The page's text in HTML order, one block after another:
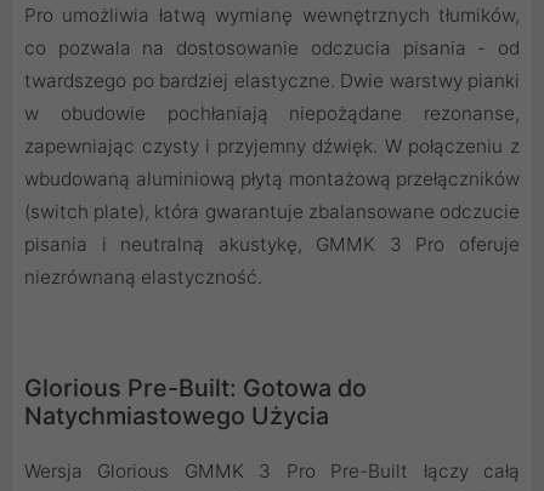
Pro umożliwia łatwą wymianę wewnętrznych tłumików,
co pozwala na dostosowanie odczucia pisania - od
twardszego po bardziej elastyczne. Dwie warstwy pianki
w obudowie pochłaniają niepożądane rezonanse,
zapewniając czysty i przyjemny dźwięk. W połączeniu z
wbudowaną aluminiową płytą montażową przełączników
(switch plate), która gwarantuje zbalansowane odczucie
pisania i neutralną akustykę, GMMK 3 Pro oferuje
niezrównaną elastyczność.
Glorious Pre-Built: Gotowa do
Natychmiastowego Użycia
Wersja Glorious GMMK 3 Pro Pre-Built łączy całą